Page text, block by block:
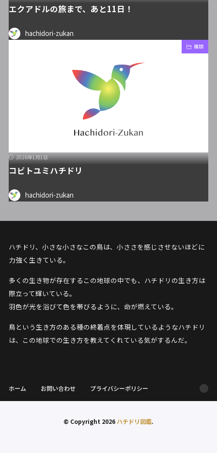
エクアドルの旅まで、あと11日！
hachidori-zukan
種類
2026年1月1日
コビトユミハチドリ
hachidori-zukan
ハチドリ、小さな小さなこの鳥は、小ささを感じさせないほどに
力強く生きている。
多くの生き物が存在するこの地球の中でも、ハチドリの生き方は
際立って輝いている。
羽色が光を浴びて色を帯びるように、命が燃えている。
鳥という生き方のある種の終着点を体現しているようなハチドリ
は、この地球での生き方を教えてくれている気がするんだ。
ホーム お問い合わせ プライバシーポリシー
© Copyright 2026 ハチドリ図鑑.